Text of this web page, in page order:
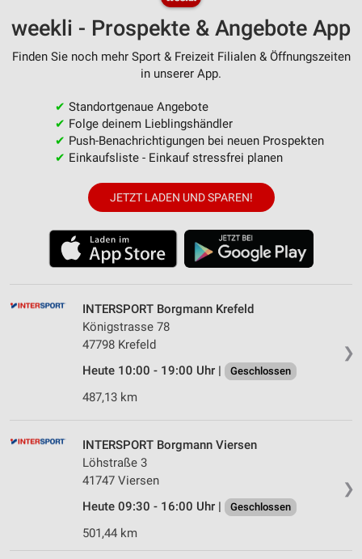
weekli - Prospekte & Angebote App
Finden Sie noch mehr Sport & Freizeit Filialen & Öffnungszeiten
in unserer App.
✔ Standortgenaue Angebote
✔ Folge deinem Lieblingshändler
✔ Push-Benachrichtigungen bei neuen Prospekten
✔ Einkaufsliste - Einkauf stressfrei planen
JETZT LADEN UND SPAREN!
❯
INTERSPORT Borgmann Krefeld
Königstrasse 78
47798 Krefeld
Heute 10:00 - 19:00 Uhr |
Geschlossen
487,13 km
❯
INTERSPORT Borgmann Viersen
Löhstraße 3
41747 Viersen
Heute 09:30 - 16:00 Uhr |
Geschlossen
501,44 km